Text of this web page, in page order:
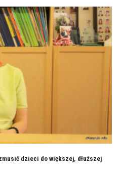
dzieci do większej, dłuższej